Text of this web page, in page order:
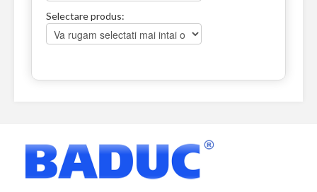
Selectare produs: